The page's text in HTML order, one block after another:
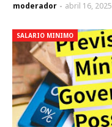
moderador abril 16, 2025
SALARIO MINIMO